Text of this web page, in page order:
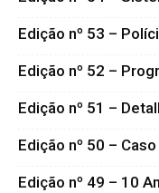
Edição nº 53 –
Edição nº 52 –
Edição nº 51 –
Edição nº 50 –
Edição nº 49 – 10